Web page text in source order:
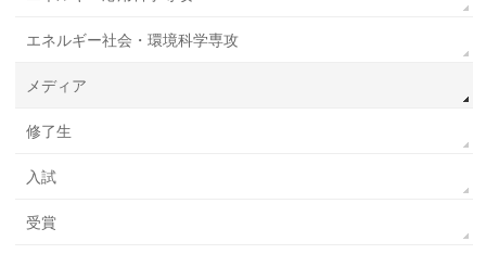
エネルギー社会・環境科学専攻
メディア
修了生
入試
受賞